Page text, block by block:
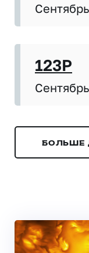
Сентябрь
123P
Сентябрь
БОЛЬШЕ